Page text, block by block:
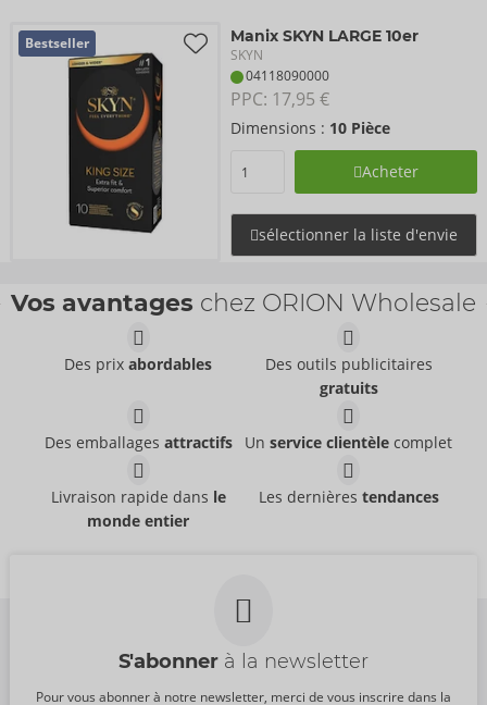
Bestseller Manix SKYN LARGE 10er
SKYN
04118090000
PPC: 17,95 €
Dimensions : 10 Pièce
Acheter
sélectionner la liste d'envie
Vos avantages chez ORION Wholesale
Des prixabordables
Des outils publicitaires
gratuits
Des emballages attractifs Unservice clientèle complet
Livraison rapide dans le
monde entier
Les dernières tendances
S'abonner à la newsletter
Pour vous abonner à notre newsletter, merci de vous inscrire dans la